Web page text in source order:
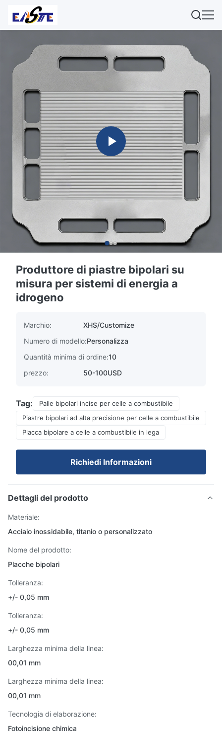
Produttore di piastre bipolari su
misura per sistemi di energia a
idrogeno
Marchio:
XHS/Customize
Numero di modello:Personalizza
Quantità minima di ordine:10
prezzo:
50-100USD
Tag:
Palle bipolari incise per celle a combustibile
Piastre bipolari ad alta precisione per celle a combustibile
Placca bipolare a celle a combustibile in lega
Richiedi Informazioni
Dettagli del prodotto
Materiale:
Acciaio inossidabile, titanio o personalizzato
Nome del prodotto:
Placche bipolari
Tolleranza:
+/- 0,05 mm
Tolleranza:
+/- 0,05 mm
Larghezza minima della linea:
00,01 mm
Larghezza minima della linea:
00,01 mm
Tecnologia di elaborazione:
Fotoincisione chimica